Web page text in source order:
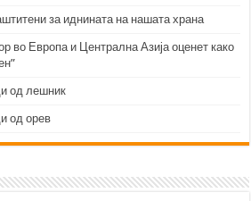
за иднината на нашата храна
во Европа и Централна Азија оценет како
од лешник
од орев